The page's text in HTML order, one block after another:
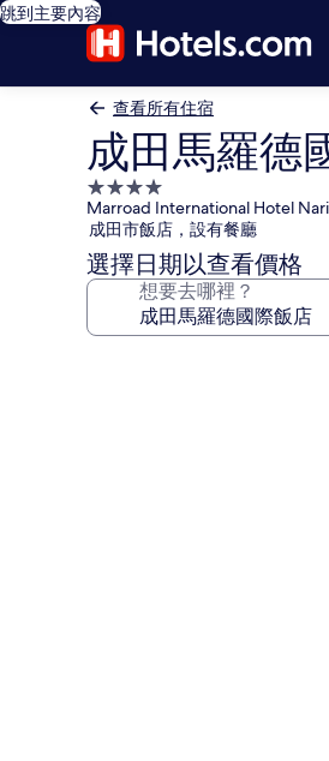
跳到主要內容
查看所有住宿
成田馬羅德
4.0
星
級
住
宿
Marroad International Hotel
成田市飯店，設有餐廳
選擇日期以查看價格
想要去哪裡？